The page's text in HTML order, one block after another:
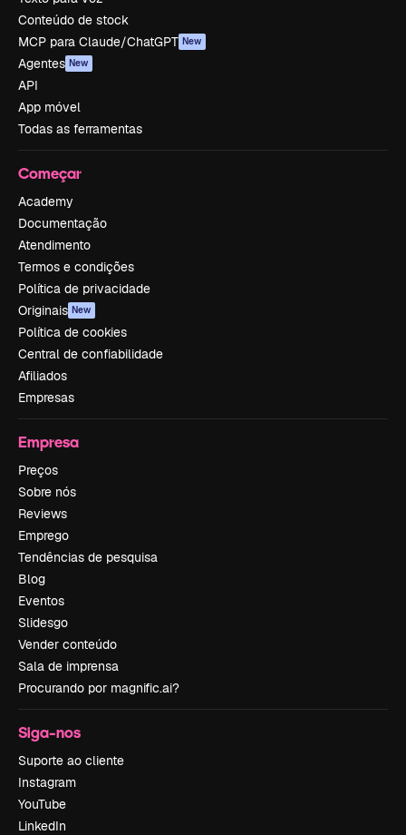
Conteúdo de stock
MCP para Claude/ChatGPT New
Agentes New
API
App móvel
Todas as ferramentas
Começar
Academy
Documentação
Atendimento
Termos e condições
Política de privacidade
Originais New
Política de cookies
Central de confiabilidade
Afiliados
Empresas
Empresa
Preços
Sobre nós
Reviews
Emprego
Tendências de pesquisa
Blog
Eventos
Slidesgo
Vender conteúdo
Sala de imprensa
Procurando por magnific.ai?
Siga-nos
Suporte ao cliente
Instagram
YouTube
LinkedIn